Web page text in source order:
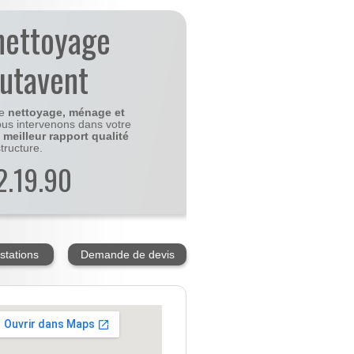
nettoyage, ménage et
intervenons dans votre
meilleur rapport qualité
Demande de devis